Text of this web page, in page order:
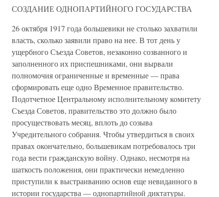
СОЗДАНИЕ ОДНОПАРТИЙНОГО ГОСУДАРСТВА
26 октября 1917 года большевики не столько захватили
власть, сколько заявили право на нее. В тот день у
ущербного Съезда Советов, незаконно созванного и
заполненного их приспешниками, они вырвали
полномочия ограниченные и временные — права
сформировать еще одно Временное правительство.
Подотчетное Центральному исполнительному комитету
Съезда Советов, правительство это должно было
просуществовать месяц, вплоть до созыва
Учредительного собрания. Чтобы утвердиться в своих
правах окончательно, большевикам потребовалось три
года вести гражданскую войну. Однако, несмотря на
шаткость положения, они практически немедленно
приступили к выстраиванию основ еще невиданного в
истории государства — однопартийной диктатуры.